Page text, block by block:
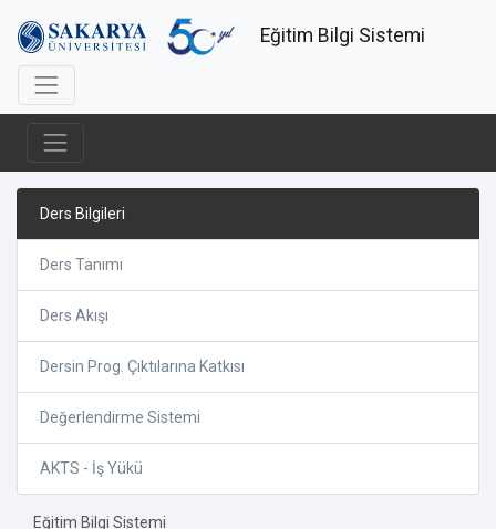
Eğitim Bilgi Sistemi
Ders Bilgileri
Ders Tanımı
Ders Akışı
Dersin Prog. Çıktılarına Katkısı
Değerlendirme Sistemi
AKTS - İş Yükü
Eğitim Bilgi Sistemi